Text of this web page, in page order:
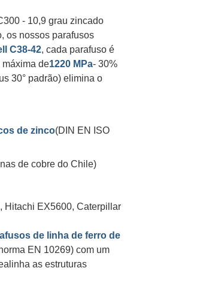
- 10,9 grau zincado
os nossos parafusos
C38-42, cada parafuso é
máxima de1220 MPa- 30%
30° padrão) elimina o
de zinco(DIN EN ISO
de cobre do Chile)
Hitachi EX5600, Caterpillar
de linha de ferro de
EN 10269) com um
as estruturas